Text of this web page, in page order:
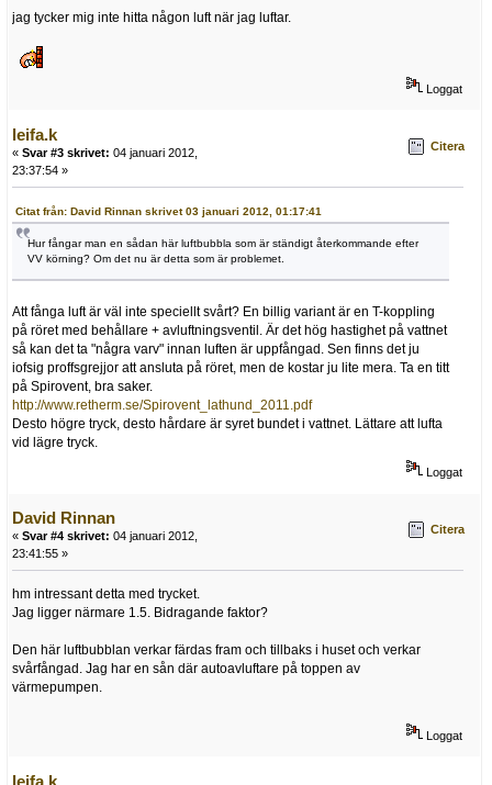
jag tycker mig inte hitta någon luft när jag luftar.
Loggat
leifa.k
« Svar #3 skrivet: 04 januari 2012,
23:37:54 »
Citera
Citat från: David Rinnan skrivet 03 januari 2012, 01:17:41
Hur fångar man en sådan här luftbubbla som är ständigt återkommande efter
VV körning? Om det nu är detta som är problemet.
Att fånga luft är väl inte speciellt svårt? En billig variant är en T-koppling
på röret med behållare + avluftningsventil. Är det hög hastighet på vattnet
så kan det ta "några varv" innan luften är uppfångad. Sen finns det ju
iofsig proffsgrejjor att ansluta på röret, men de kostar ju lite mera. Ta en titt
på Spirovent, bra saker.
http://www.retherm.se/Spirovent_lathund_2011.pdf
Desto högre tryck, desto hårdare är syret bundet i vattnet. Lättare att lufta
vid lägre tryck.
Loggat
David Rinnan
« Svar #4 skrivet: 04 januari 2012,
23:41:55 »
Citera
hm intressant detta med trycket.
Jag ligger närmare 1.5. Bidragande faktor?
Den här luftbubblan verkar färdas fram och tillbaks i huset och verkar
svårfångad. Jag har en sån där autoavluftare på toppen av
värmepumpen.
Loggat
leifa.k